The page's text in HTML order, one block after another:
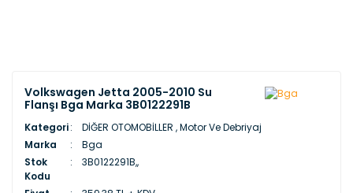
Volkswagen Jetta 2005-2010 Su
Flanşı Bga Marka 3B0122291B
Kategori DİĞER OTOMOBİLLER ,Motor Ve Debriyaj
Marka
Bga
Stok
Kodu
3B0122291B,,